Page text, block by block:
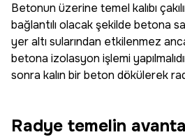
Betonun üzerine temel kalıbı
bağlantılı olacak şekilde betona
yer altı sularından etkilenmez
betona izolasyon işlemi
sonra kalın bir beton dökülerek
Radye temelin